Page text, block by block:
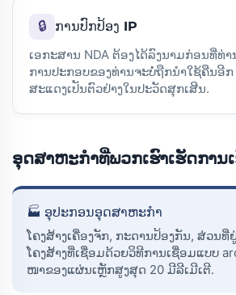
🔒
ການປົກປ້ອງ IP
ເອກະສານ NDA ຕ້ອງໄດ້ລົງນາມກ່ອນທີ່ທ່າ
ການປະກອບຂອງທ່ານຈະບໍ່ຖືກນຳໃຊ້ຄືນອີກ
ສະແດງເປັນຕົວຢ່າງໃນປະວັດສຸກເສີນ.
ອຸດສາຫະກຳທີ່ພວກເຮົາເຮັດການ
🏭 ອຸປະກອນອຸດສາຫະກໍາ
ໂຄງສ້າງເຄື່ອງຈັກ, ກະດານປ້ອງກັນ, ສ່ວນ
ໂຄງສ້າງທີ່ເຊື່ອມດ້ວຍວິທີການເຊື່ອມແບບ
ໜາຂອງແຜ່ນເຫຼັກສູງສຸດ 20 ມີລີເມີເຕີ.